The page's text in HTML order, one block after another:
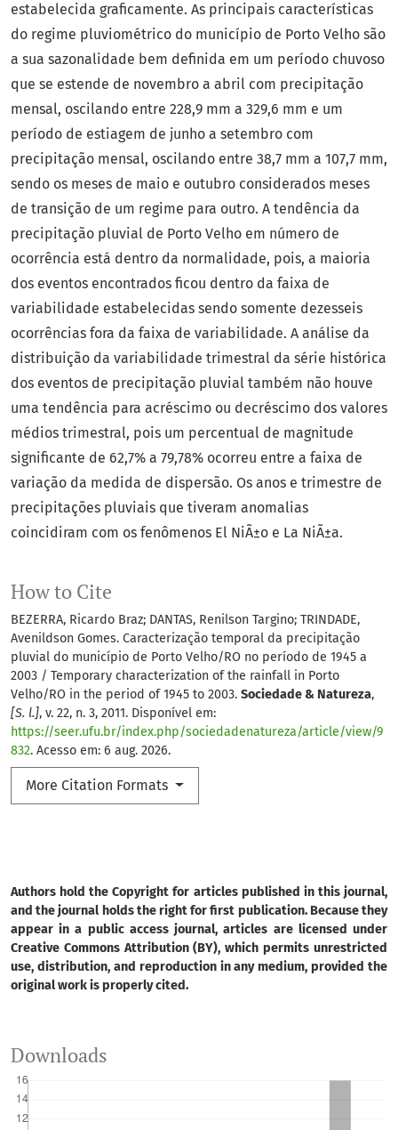
How to Cite
BEZERRA, Ricardo Braz; DANTAS, Renilson Targino; TRINDADE,
Avenildson Gomes. Caracterização temporal da precipitação
pluvial do município de Porto Velho/RO no período de 1945 a
2003 / Temporary characterization of the rainfall in Porto
Velho/RO in the period of 1945 to 2003. Sociedade & Natureza,
[S. l.], v. 22, n. 3, 2011. Disponível em:
https://seer.ufu.br/index.php/sociedadenatureza/article/view/9
832. Acesso em: 6 aug. 2026.
More Citation Formats
estabelecida graficamente. As principais características
do regime pluviométrico do município de Porto Velho são
a sua sazonalidade bem definida em um período chuvoso
que se estende de novembro a abril com precipitação
mensal, oscilando entre 228,9 mm a 329,6 mm e um
período de estiagem de junho a setembro com
precipitação mensal, oscilando entre 38,7 mm a 107,7 mm,
sendo os meses de maio e outubro considerados meses
de transição de um regime para outro. A tendência da
precipitação pluvial de Porto Velho em número de
ocorrência está dentro da normalidade, pois, a maioria
dos eventos encontrados ficou dentro da faixa de
variabilidade estabelecidas sendo somente dezesseis
ocorrências fora da faixa de variabilidade. A análise da
distribuição da variabilidade trimestral da série histórica
dos eventos de precipitação pluvial também não houve
uma tendência para acréscimo ou decréscimo dos valores
médios trimestral, pois um percentual de magnitude
significante de 62,7% a 79,78% ocorreu entre a faixa de
variação da medida de dispersão. Os anos e trimestre de
precipitações pluviais que tiveram anomalias
coincidiram com os fenômenos El NiÃ±o e La NiÃ±a.
Authors hold the Copyright for articles published in this journal,
and the journal holds the right for first publication. Because they
appear in a public access journal, articles are licensed under
Creative Commons Attribution (BY), which permits unrestricted
use, distribution, and reproduction in any medium, provided the
original work is properly cited.
Downloads